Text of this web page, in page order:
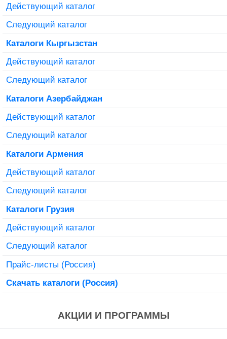
Действующий каталог
Следующий каталог
Каталоги Кыргызстан
Действующий каталог
Следующий каталог
Каталоги Азербайджан
Действующий каталог
Следующий каталог
Каталоги Армения
Действующий каталог
Следующий каталог
Каталоги Грузия
Действующий каталог
Следующий каталог
Прайс-листы (Россия)
Скачать каталоги (Россия)
АКЦИИ И ПРОГРАММЫ